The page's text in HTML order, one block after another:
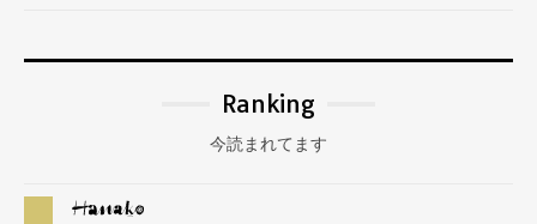
Ranking
今読まれてます